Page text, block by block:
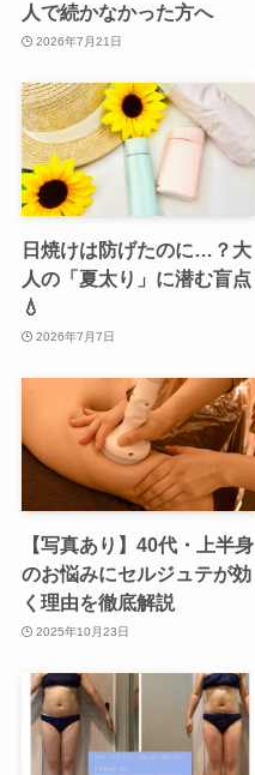
人で続かなかった方へ
2026年7月21日
日焼けは防げたのに…？大
人の「夏太り」に潜む盲点
💧
2026年7月7日
【写真あり】40代・上半身
のお悩みにセルジュテが効
く理由を徹底解説
2025年10月23日